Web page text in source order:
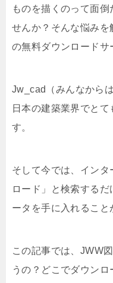
ものを描くのって面
せんか？そんな悩み
の無料ダウンロードサ
Jw_cad（みんなから
日本の建築業界でと
す。
そして今では、イン
ロード」と検索する
ータを手に入れること
この記事では、JWW
うの？どこでダウン